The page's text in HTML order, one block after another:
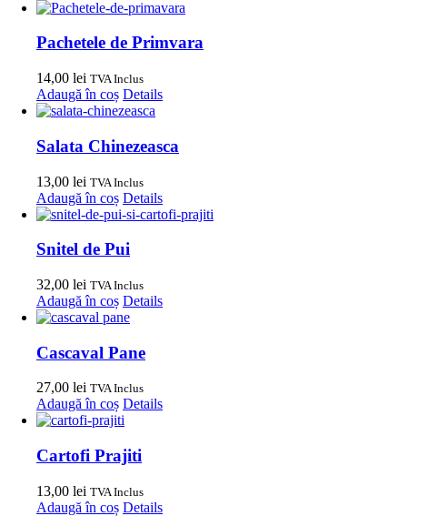
Pachetele de Primvara
14,00 lei TVA Inclus
Adaugă în coș Details
Salata Chinezeasca
13,00 lei TVA Inclus
Adaugă în coș Details
Snitel de Pui
32,00 lei TVA Inclus
Adaugă în coș Details
Cascaval Pane
27,00 lei TVA Inclus
Adaugă în coș Details
Cartofi Prajiti
13,00 lei TVA Inclus
Adaugă în coș Details